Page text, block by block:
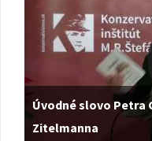
Úvodné slovo Petra
Zitelmanna